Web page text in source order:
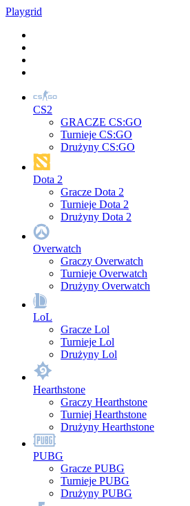
Playgrid
CS2
GRACZE CS:GO
Turnieje CS:GO
Drużyny CS:GO
Dota 2
Gracze Dota 2
Turnieje Dota 2
Drużyny Dota 2
Overwatch
Graczy Overwatch
Turnieje Overwatch
Drużyny Overwatch
LoL
Gracze Lol
Turnieje Lol
Drużyny Lol
Hearthstone
Graczy Hearthstone
Turniej Hearthstone
Drużyny Hearthstone
PUBG
Gracze PUBG
Turnieje PUBG
Drużyny PUBG